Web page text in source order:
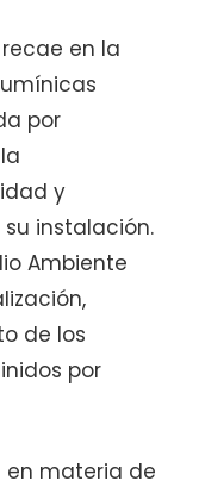
en la
por
y
su instalación.
Ambiente
de los
por
en materia de